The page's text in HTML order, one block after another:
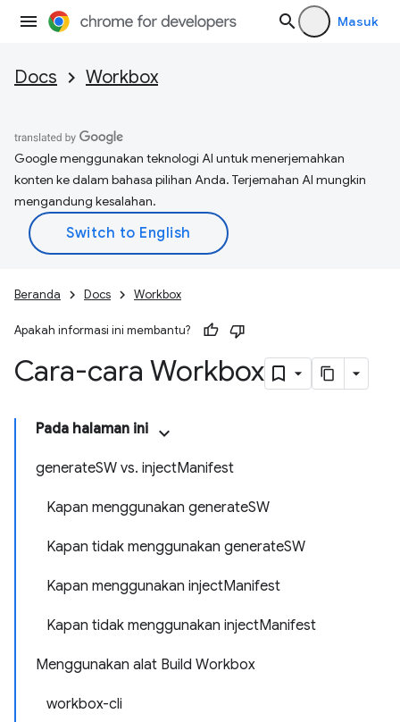
Masuk
Docs Workbox
Google menggunakan teknologi AI untuk menerjemahkan
konten ke dalam bahasa pilihan Anda. Terjemahan AI mungkin
mengandung kesalahan.
Beranda Docs Workbox
Apakah informasi ini membantu?
Cara-cara Workbox
Pada halaman ini
generateSW vs. injectManifest
Kapan menggunakan generateSW
Kapan tidak menggunakan generateSW
Kapan menggunakan injectManifest
Kapan tidak menggunakan injectManifest
Menggunakan alat Build Workbox
workbox-cli